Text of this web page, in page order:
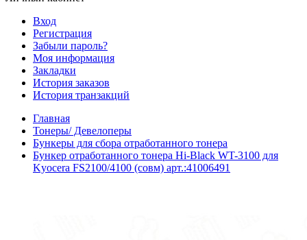
Вход
Регистрация
Забыли пароль?
Моя информация
Закладки
История заказов
История транзакций
Главная
Тонеры/ Девелоперы
Бункеры для сбора отработанного тонера
Бункер отработанного тонера Hi-Black WT-3100 для
Kyocera FS2100/4100 (совм) арт.:41006491